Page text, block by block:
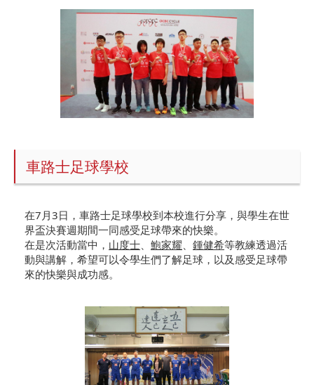
車路士足球學校
在7月3日，車路士足球學校到本校進行分享，與學生在世
界盃決賽週期間一同感受足球帶來的快樂。
在是次活動當中， 山度士、 鮑家耀、 鍾健希等教練透過活
動與講解，希望可以令學生們了解足球，以及感受足球帶
來的快樂與成功感。